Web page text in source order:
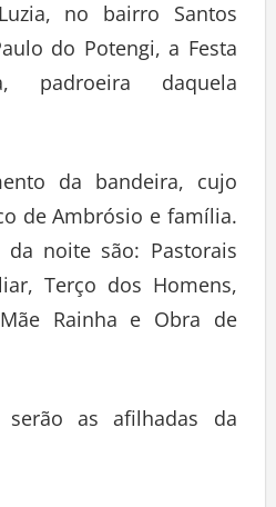
no bairro Santos
do Potengi, a Festa
padroeira daquela
da bandeira, cujo
de Ambrósio e família.
da noite são: Pastorais
Terço dos Homens,
Rainha e Obra de
serão as afilhadas da